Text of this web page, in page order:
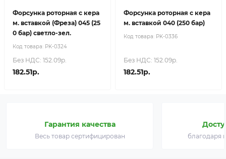
Форсунка роторная с кера
м. вставкой (Фреза) 045 (25
0 бар) светло-зел.
Код товара: PK-0324
Без НДС: 152.09р.
182.51р.
Форсунка роторная с кера
м. вставкой 040 (250 бар)
Код товара: PK-0336
Без НДС: 152.09р.
182.51р.
Гарантия качества
Весь товар сертифицирован благодаря